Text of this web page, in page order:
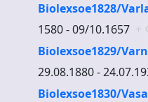
Biolexsoe1828/
1580 - 09/10.1657 +
Biolexsoe1829/
29.08.1880 -
Biolexsoe1830/